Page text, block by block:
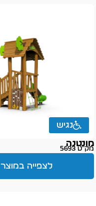
נגיש
מונטנה
מק״ט 5693
לצפייה במוצר